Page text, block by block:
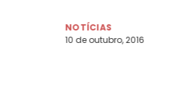
NOTÍCIAS
10 de outubro, 2016